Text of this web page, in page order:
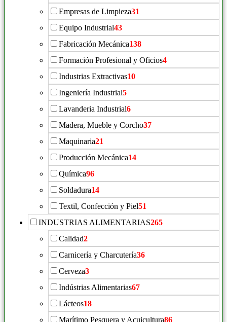
Empresas de Limpieza31
Equipo Industrial43
Fabricación Mecánica138
Formación Profesional y Oficios4
Industrias Extractivas10
Ingeniería Industrial5
Lavanderia Industrial6
Madera, Mueble y Corcho37
Maquinaria21
Producción Mecánica14
Química96
Soldadura14
Textil, Confección y Piel51
INDUSTRIAS ALIMENTARIAS265
Calidad2
Carnicería y Charcutería36
Cerveza3
Indústrias Alimentarias67
Lácteos18
Marítimo Pesquera y Acuicultura86